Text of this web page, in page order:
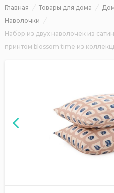
Главная Товары для дома
Наволочки
Набор из двух наволочек из
принтом blossom time из